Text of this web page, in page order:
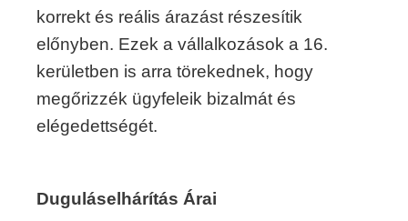
korrekt és reális árazást részesítik
előnyben. Ezek a vállalkozások a 16.
kerületben is arra törekednek, hogy
megőrizzék ügyfeleik bizalmát és
elégedettségét.
Duguláselhárítás Árai